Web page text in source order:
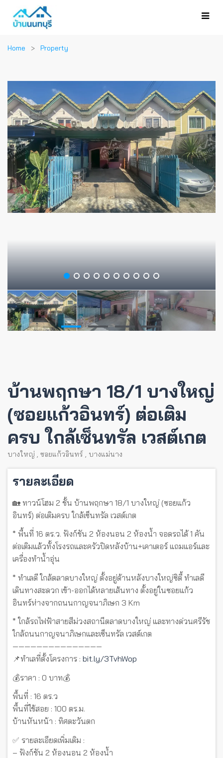
Home Property
บ้านพฤกษา 18/1 บางใหญ่
(ซอยแก้วอินทร์) ต่อเติม
ครบ ใกล้เซ็นทรัล เวสต์เกต
บางใหญ่ , ซอยแก้วอินทร์ , บางแม่นาง
รายละเอียด
🏡 ทาวน์โฮม 2 ชั้น บ้านพฤกษา 18/1 บางใหญ่ (ซอยแก้ว
อินทร์) ต่อเติมครบ ใกล้เซ็นทรัล เวสต์เกต
* พื้นที่ 16 ตร.ว. ฟังก์ชัน 2 ห้องนอน 2 ห้องน้ำ จอดรถได้ 1 คัน
ต่อเติมแล้วทั้งโรงรถและครัวปิดหลังบ้าน+เคาเตอร์ แถมแอร์และ
เครื่องทำน้ำอุ่น
* ทำเลดี ใกล้ตลาดบางใหญ่ ตั้งอยู่ด้านหลังบางใหญ่ซิตี้ ทำเลดี
เดินทางสะดวก เข้า-ออกได้หลายเส้นทาง ตั้งอยู่ในซอยแก้ว
อินทร์ห่างจากถนนกาญจนาภิเษก 3 Km
* ใกล้รถไฟฟ้าสายสีม่วงสถานีตลาดบางใหญ่ และทางด่วนศรีรัช
ใกล้ถนนกาญจนาภิเษกและเซ็นทรัล เวสต์เกต
———————————————
📌ทำเลที่ตั้งโครงการ : bit.ly/3TvhWop
💰ราคา : 0 บาท💰
พื้นที่ : 16 ตร.ว
พื้นที่ใช้สอย : 100 ตร.ม.
บ้านหันหน้า : ทิศตะวันตก
✅ รายละเอียดเพิ่มเติม :
– ฟังก์ชัน 2 ห้องนอน 2 ห้องน้ำ